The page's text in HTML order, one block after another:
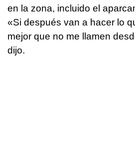
en la zona, incluido el
«Si después van a hacer lo
mejor que no me llamen
dijo.